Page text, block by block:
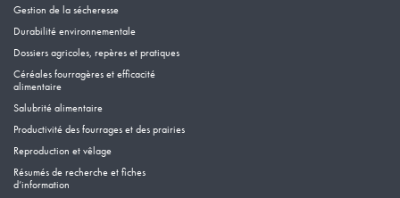
Gestion de la sécheresse
Durabilité environnementale
Dossiers agricoles, repères et pratiques
Céréales fourragères et efficacité
alimentaire
Salubrité alimentaire
Productivité des fourrages et des prairies
Reproduction et vêlage
Résumés de recherche et fiches
d’information